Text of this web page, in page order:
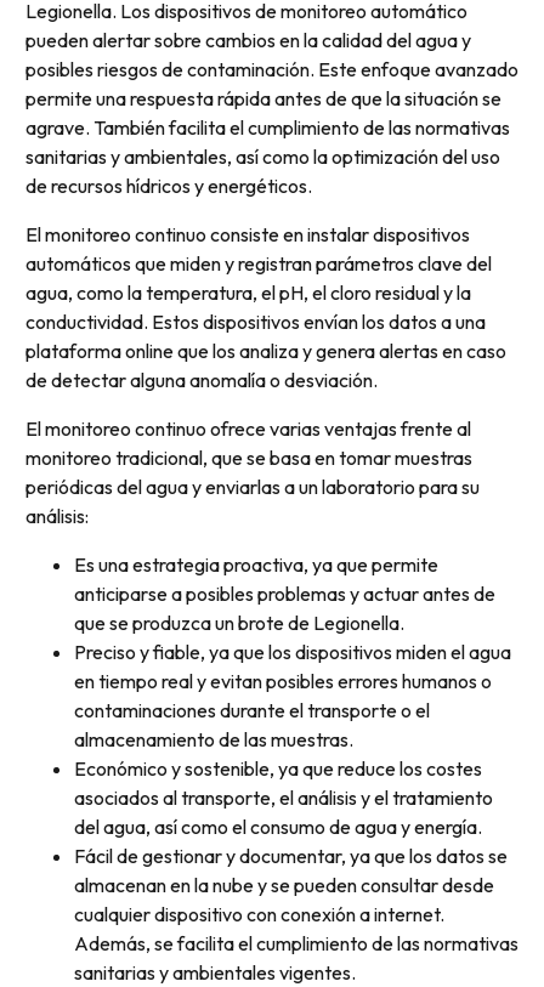
Legionella. Los dispositivos de monitoreo automático
pueden alertar sobre cambios en la calidad del agua y
posibles riesgos de contaminación. Este enfoque avanzado
permite una respuesta rápida antes de que la situación se
agrave. También facilita el cumplimiento de las normativas
sanitarias y ambientales, así como la optimización del uso
de recursos hídricos y energéticos.
El monitoreo continuo consiste en instalar dispositivos
automáticos que miden y registran parámetros clave del
agua, como la temperatura, el pH, el cloro residual y la
conductividad. Estos dispositivos envían los datos a una
plataforma online que los analiza y genera alertas en caso
de detectar alguna anomalía o desviación.
El monitoreo continuo ofrece varias ventajas frente al
monitoreo tradicional, que se basa en tomar muestras
periódicas del agua y enviarlas a un laboratorio para su
análisis:
Es una estrategia proactiva, ya que permite
anticiparse a posibles problemas y actuar antes de
que se produzca un brote de Legionella.
Preciso y fiable, ya que los dispositivos miden el agua
en tiempo real y evitan posibles errores humanos o
contaminaciones durante el transporte o el
almacenamiento de las muestras.
Económico y sostenible, ya que reduce los costes
asociados al transporte, el análisis y el tratamiento
del agua, así como el consumo de agua y energía.
Fácil de gestionar y documentar, ya que los datos se
almacenan en la nube y se pueden consultar desde
cualquier dispositivo con conexión a internet.
Además, se facilita el cumplimiento de las normativas
sanitarias y ambientales vigentes.